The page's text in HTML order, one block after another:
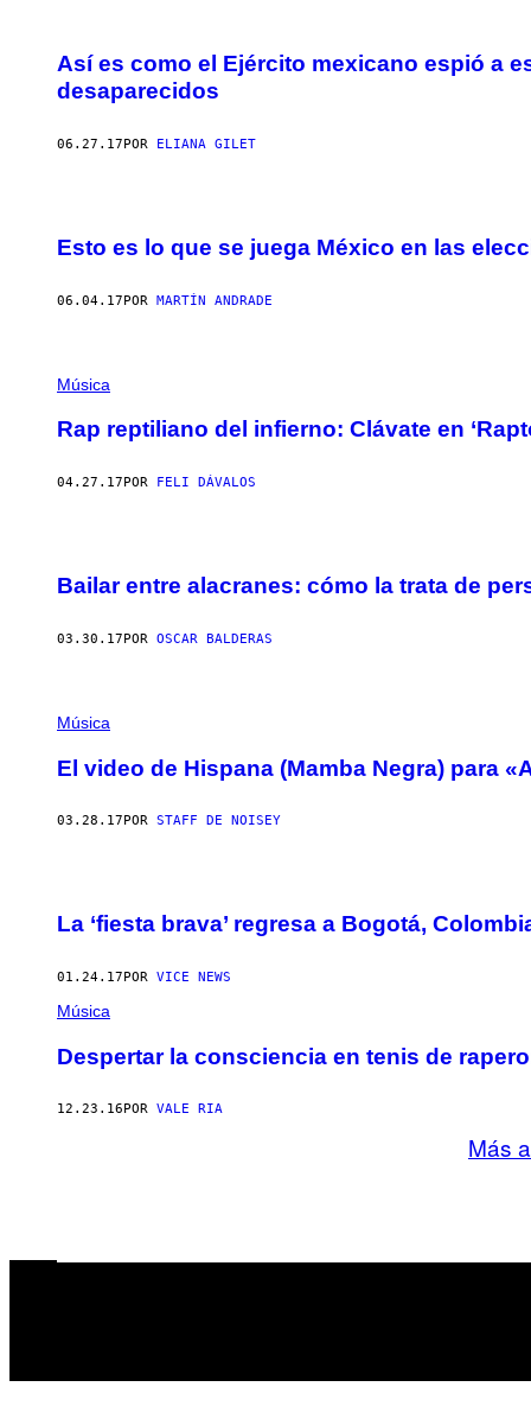
Así es como el Ejército mexicano espió a
desaparecidos
06.27.17 POR ELIANA GILET
Esto es lo que se juega México en las
06.04.17POR MARTÍN ANDRADE
Música
Rap reptiliano del infierno: Clávate en
04.27.17 POR FELI DÁVALOS
Bailar entre alacranes: cómo la trata de
03.30.17POR OSCAR BALDERAS
Música
El video de Hispana (Mamba Negra) para
03.28.17 POR STAFF DE NOISEY
La ‘fiesta brava’ regresa a Bogotá,
01.24.17POR VICE NEWS
Música
Despertar la consciencia en tenis de
12.23.16 POR VALE RIA
Más